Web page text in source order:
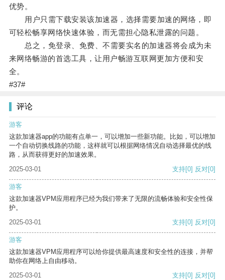
优势。
用户只需下载安装该加速器，选择需要加速的网络，即
可轻松畅享网络快速体验，而无需担心隐私泄露的问题。
总之，免登录、免费、不需要实名的加速器将会成为未
来网络畅游的首选工具，让用户畅游互联网更加方便和安
全。
#37#
评论
游客
这款加速器app的功能有点单一，可以增加一些新功能。比如，可以增加
一个自动切换线路的功能，这样就可以根据网络情况自动选择最优的线
路，从而获得更好的加速效果。
2025-03-01
支持[0] 反对[0]
游客
这款加速器VPM应用程序已经为我们带来了无限的流畅体验和安全性保
护。
2025-03-01
支持[0] 反对[0]
游客
这款加速器VPM应用程序可以给你提供最高速度和安全性的连接，并帮
助你在网络上自由移动。
2025-03-01
支持[0] 反对[0]